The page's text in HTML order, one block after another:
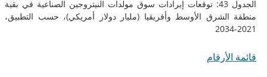
الجدول 43: توقعات إيرادات سوق مولدات النيتروجين الصناعية في بقية
الأوسط وأفريقيا (مليار دولار أمريكي)، حسب التطبيق،